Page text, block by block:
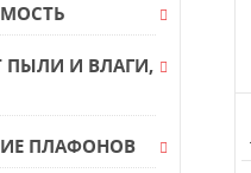
ПЫЛИ И ВЛАГИ,
ПЛАФОНОВ